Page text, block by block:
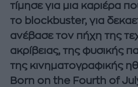
τίμησε για μια καριέρα
το blockbuster, για
ανέβασε τον πήχη της
ακρίβειας, της φυσικής
της κινηματογραφικής
Born on the Fourth of